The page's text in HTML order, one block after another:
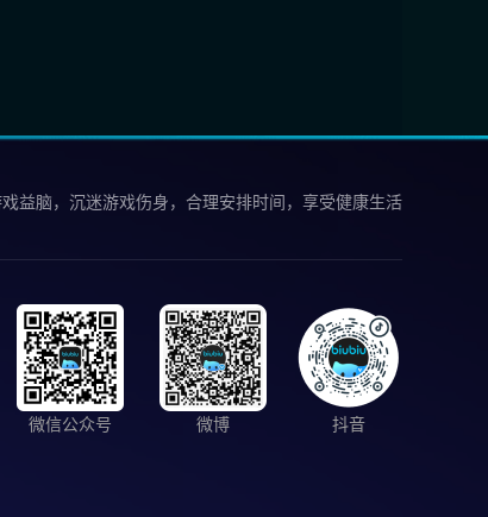
益脑，沉迷游戏伤身，合理安排时间，享受健康生活
微信公众号 微博 抖音